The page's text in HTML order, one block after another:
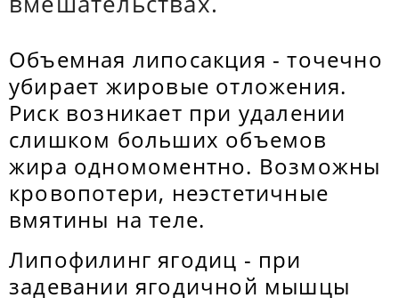
Объемная липосакция - точечно
убирает жировые отложения.
Риск возникает при удалении
слишком больших объемов
жира одномоментно. Возможны
кровопотери, неэстетичные
вмятины на теле.
Липофилинг ягодиц - при
задевании ягодичной мышцы